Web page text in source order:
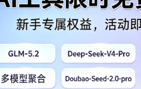
发到动态 举报